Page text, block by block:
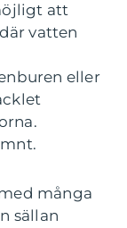
att
vatten
eller
många
sällan